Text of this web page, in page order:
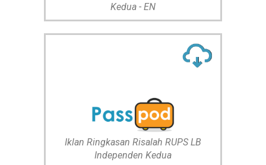
Kedua - EN
Iklan Ringkasan Risalah RUPS LB
Independen Kedua